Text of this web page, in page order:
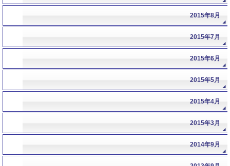
2015年8月
2015年7月
2015年6月
2015年5月
2015年4月
2015年3月
2014年9月